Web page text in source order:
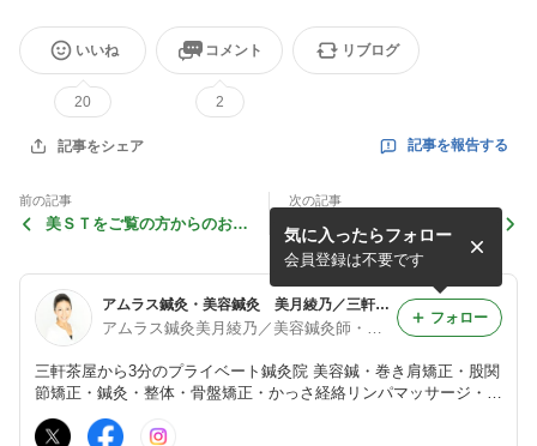
いいね
20
コメント
2
リブログ
記事をシェア 記事を報告する
前の記事
美ＳＴをご覧の方からのお問
次の記事
ひどい花粉症や鼻炎も腸を綺
麗にする体質改善で完治?!
アムラス鍼灸・美容鍼灸 美月綾乃／三軒茶屋・美容鍼・小顔矯正・アンチエイジング・骨盤矯正・ダイエット・子宝鍼・不妊治療
アムラス鍼灸美月綾乃／美容鍼灸師・巻き肩矯正、姿勢矯正、カッピング、経絡かっさ、アンチエイジング、小顔、鍼灸整体、三軒茶屋、三茶
三軒茶屋から3分のプライベート鍼灸院 美容鍼・巻き肩矯正・股関
節矯正・鍼灸・整体・骨盤矯正・かっさ経絡リンパマッサージ・カ
細胞から美しくなるお手伝いと生活習慣などアドバイスさせていた
気に入ったらフォロー
会員登録は不要です
フォロー